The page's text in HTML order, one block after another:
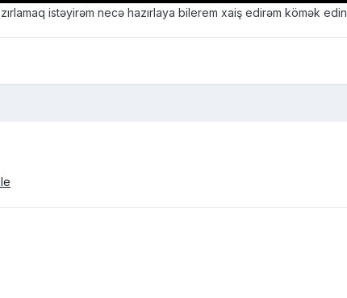
istəyirəm necə hazırlaya bilerem xaiş edirəm kömək edin